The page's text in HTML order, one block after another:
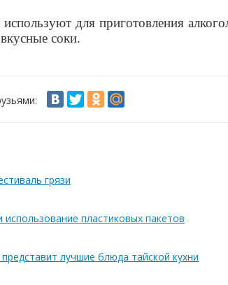
для приготовления
соки.
грязи
использование пластиковых пакетов
лучшие блюда тайской кухни